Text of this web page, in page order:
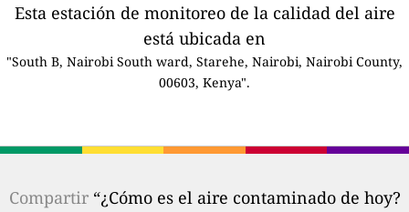
Esta estación de monitoreo de la calidad del aire
está ubicada en
"South B, Nairobi South ward, Starehe, Nairobi, Nairobi County,
00603, Kenya".
Compartir“¿Cómo es el aire contaminado de hoy?